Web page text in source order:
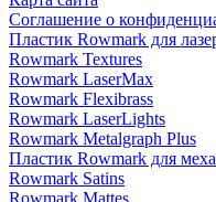
Соглашение о
Пластик Rowmark для
Rowmark Textures
Rowmark LaserMax
Rowmark Flexibrass
Rowmark LaserLights
Rowmark Metalgraph Plus
Пластик Rowmark для
Rowmark Satins
Rowmark Mattes